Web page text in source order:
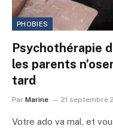
PHOBIES
Psychothérapie
les parents
tard
Par Marine 21 septembre
Votre ado va mal, et